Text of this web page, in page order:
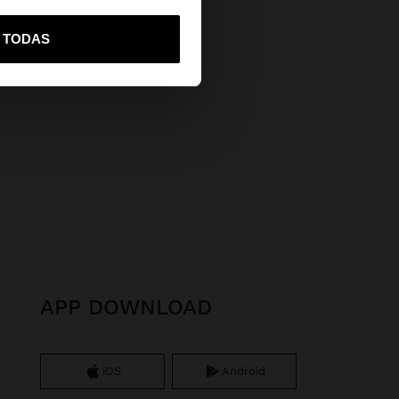
TODAS
a United States
APP DOWNLOAD
iOS Android